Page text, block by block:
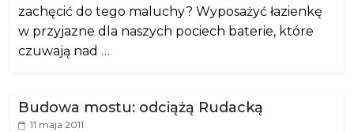
zachęcić do tego maluchy? Wyposażyć łazienkę
w przyjazne dla naszych pociech baterie, które
czuwają nad …
Budowa mostu: odciążą Rudacką
11 maja 2011